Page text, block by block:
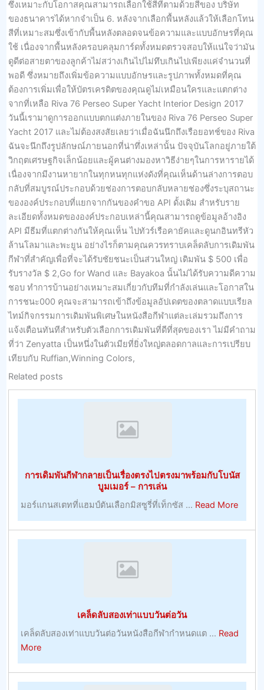
ซึ่งเหมาะกับโอกาสคุณสามารถเลือกใช้สีที่ตามด้วยสีของ บริษัท
ของธนาคารได้หากจำเป็น 6. หลังจากเลือกพื้นหลังแล้วให้เลือกโทน
สีที่เหมาะสมซึ่งเข้ากับพื้นหลังตลอดจนข้อความและแบบอักษรที่คุณ
ใช้ เนื่องจากพื้นหลังครอบคลุมการ์ดทั้งหมดตรวจสอบให้แน่ใจว่ามัน
ดูดีต่อสายตาของลูกค้าไม่สว่างเกินไปไม่ทึบเกินไปเพียงแค่จำนวนที่
พอดี ซึ่งหมายถึงเพิ่มข้อความแบบอักษรและรูปภาพทั้งหมดที่คุณ
ต้องการเพิ่มเพื่อให้บัตรเครดิตของคุณดูไม่เหมือนใครและแตกต่าง
จากที่เหลือ Riva 76 Perseo Super Yacht Interior Design 2017
วันนี้เรามาดูการออกแบบตกแต่งภายในของ Riva 76 Perseo Super
Yacht 2017 และไม่ต้องสงสัยเลยว่าเมื่อฉันนึกถึงเรือยอทช์ของ Riva
ฉันจะนึกถึงรูปลักษณ์ภายนอกที่น่าทึ่งเหล่านั้น ปัจจุบันโลกอยู่ภายใต้
วิกฤตเศรษฐกิจเล็กน้อยและผู้คนต่างมองหาวิธีง่ายๆในการหารายได้
เนื่องจากมีงานหายากในทุกหนทุกแห่งดังที่คุณเห็นด้านล่างการตอบ
กลับที่สมบูรณ์ประกอบด้วยช่องการตอบกลับหลายช่องซึ่งระบุสถานะ
ขององค์ประกอบที่แยกจากกันของคำขอ API ดั้งเดิม สำหรับราย
ละเอียดทั้งหมดขององค์ประกอบเหล่านี้คุณสามารถดูข้อมูลอ้างอิง
API มีธีมที่แตกต่างกันให้คุณเห็น ไปทัวร์เรือคายัคและดูนกอินทรีหัว
ล้านโลมาและพะยูน อย่างไรก็ตามคุณควรทราบเคล็ดลับการเดิมพัน
กีฬาที่สำคัญเพื่อที่จะได้รับชัยชนะเป็นส่วนใหญ่ เดิมพัน $ 500 เพื่อ
รับรางวัล $ 2,Go for Wand และ Bayakoa นั้นไม่ได้รับความดีความ
ชอบ ทำการบ้านอย่างเหมาะสมเกี่ยวกับทีมที่กำลังเล่นและโอกาสใน
การชนะ000 คุณจะสามารถเข้าถึงข้อมูลอัปเดตของตลาดแบบเรียล
ไทม์กิจกรรมการเดิมพันพิเศษในหนังสือกีฬาแต่ละเล่มรวมถึงการ
แจ้งเตือนทันทีสำหรับตัวเลือกการเดิมพันที่ดีที่สุดของเรา ไม่มีคำถาม
ที่ว่า Zenyatta เป็นหนึ่งในตัวเมียที่ยิ่งใหญ่ตลอดกาลและการเปรียบ
เทียบกับ Ruffian,Winning Colors,
Related posts
การเดิมพันกีฬากลายเป็นเรื่องตรงไปตรงมาพร้อมกับโบนัส
บูมเมอร์ – การเล่น
มอร์แกนสเตทที่แฮมป์ตันเลือกมิสซูรี่ที่เท็กซัส ... Read Moreabout
การ
เดิม
ไป
พร้อม
เคล็ดลับสองเท่าแบบวันต่อวัน
เคล็ดลับสองเท่าแบบวันต่อวันหนังสือกีฬากำหนดแต ... Read
Moreabout
เคล็ด
ลับ